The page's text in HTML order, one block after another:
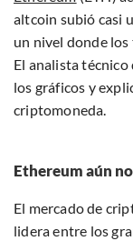
altcoin subió casi
un nivel donde
El analista
los gráficos y
criptomoneda.
Ethereum aún
El mercado de
lidera entre los